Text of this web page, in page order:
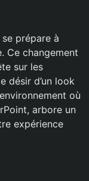
prépare à
Ce changement
sur les
désir d’un look
où
arbore un
expérience